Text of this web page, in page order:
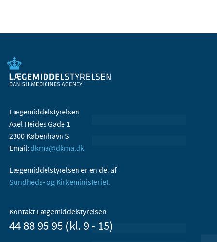
Lægemiddelstyrelsen
Axel Heides Gade 1
2300 København S
Email: dkma@dkma.dk
Lægemiddelstyrelsen er en del af
Sundheds- og Kirkeministeriet.
Kontakt Lægemiddelstyrelsen
44 88 95 95 (kl. 9 - 15)